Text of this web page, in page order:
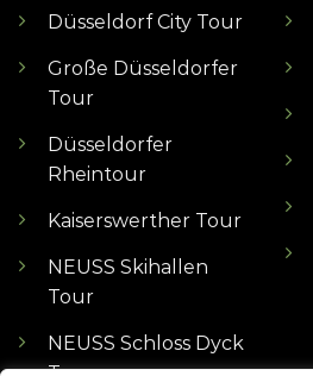
Düsseldorf City Tour
Große Düsseldorfer
Tour
Düsseldorfer
Rheintour
Kaiserswerther Tour
NEUSS Skihallen
Tour
NEUSS Schloss Dyck